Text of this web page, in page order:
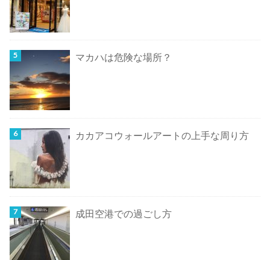
マカハは危険な場所？
カカアコウォールアートの上手な周り方
成田空港での過ごし方